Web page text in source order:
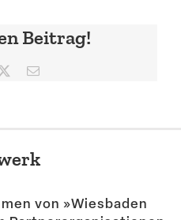
Beitrag!
E-
von »Wiesbaden